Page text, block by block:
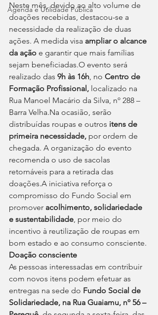
Agenda e Utilidade Pública
Neste mês, devido ao alto volume de
doações recebidas, destacou-se a
necessidade da realização de duas
ações. A medida visa ampliar o alcance
da ação e garantir que mais famílias
sejam beneficiadas.O evento será
realizado das 9h às 16h, no Centro de
Formação Profissional, localizado na
Rua Manoel Macário da Silva, nº 288 –
Barra Velha.Na ocasião, serão
distribuídas roupas e outros itens de
primeira necessidade, por ordem de
chegada. A organização do evento
recomenda o uso de sacolas
retornáveis para a retirada das
doações.A iniciativa reforça o
compromisso do Fundo Social em
promover acolhimento, solidariedade
e sustentabilidade, por meio do
incentivo à reutilização de roupas em
bom estado e ao consumo consciente.
Doação consciente
As pessoas interessadas em contribuir
com novos itens podem efetuar as
entregas na sede do Fundo Social de
Solidariedade, na Rua Guaiamu, nº 56 –